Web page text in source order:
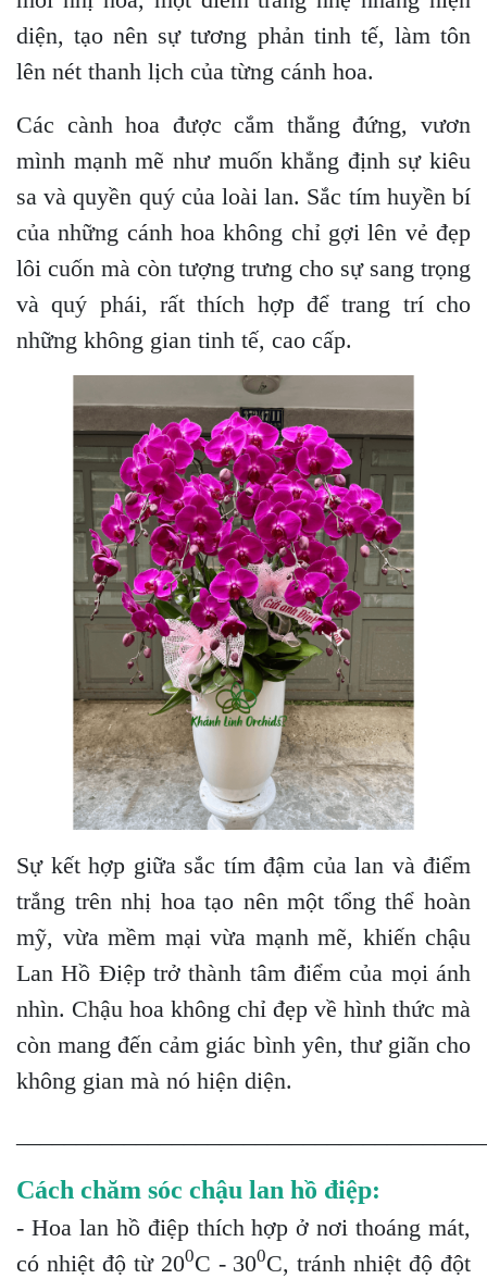
diện, tạo nên sự tương phản tinh tế, làm tôn
lên nét thanh lịch của từng cánh hoa.
Các cành hoa được cắm thẳng đứng, vươn
mình mạnh mẽ như muốn khẳng định sự kiêu
sa và quyền quý của loài lan. Sắc tím huyền bí
của những cánh hoa không chỉ gợi lên vẻ đẹp
lôi cuốn mà còn tượng trưng cho sự sang trọng
và quý phái, rất thích hợp để trang trí cho
những không gian tinh tế, cao cấp.
Sự kết hợp giữa sắc tím đậm của lan và điểm
trắng trên nhị hoa tạo nên một tổng thể hoàn
mỹ, vừa mềm mại vừa mạnh mẽ, khiến chậu
Lan Hồ Điệp trở thành tâm điểm của mọi ánh
nhìn. Chậu hoa không chỉ đẹp về hình thức mà
còn mang đến cảm giác bình yên, thư giãn cho
không gian mà nó hiện diện.
Cách chăm sóc chậu lan hồ điệp:
- Hoa lan hồ điệp thích hợp ở nơi thoáng mát,
có nhiệt độ từ 200C - 300C, tránh nhiệt độ đột